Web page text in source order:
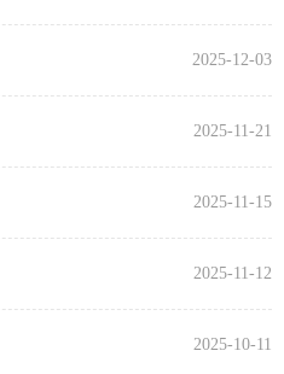
2025-12-03
2025-11-21
2025-11-15
2025-11-12
2025-10-11